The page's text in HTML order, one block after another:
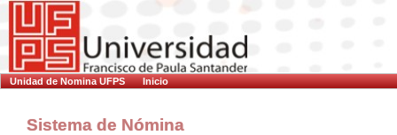
Unidad de Nomina UFPS Inicio
Sistema de Nómina